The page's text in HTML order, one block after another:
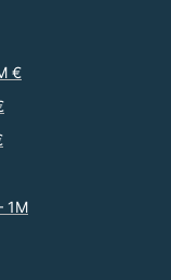
€
1M